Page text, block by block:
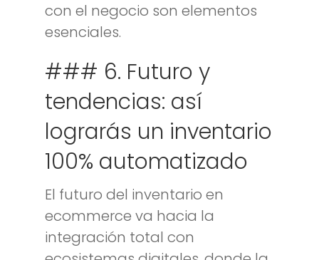
con el negocio son elementos
esenciales.
### 6. Futuro y
tendencias: así
lograrás un inventario
100% automatizado
El futuro del inventario en
ecommerce va hacia la
integración total con